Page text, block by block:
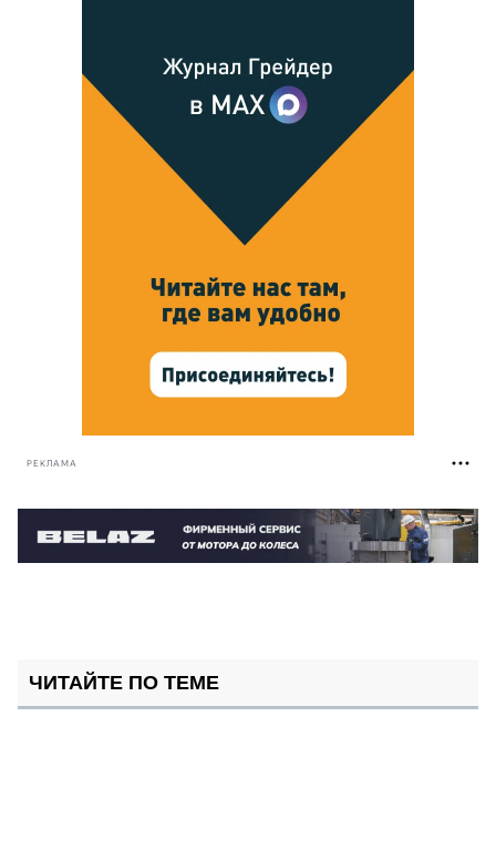
РЕКЛАМА
ЧИТАЙТЕ ПО ТЕМЕ